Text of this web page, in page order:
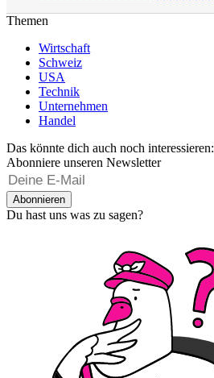
Themen
Wirtschaft
Schweiz
USA
Technik
Unternehmen
Handel
Das könnte dich auch noch interessieren:
Abonniere unseren Newsletter
Abonnieren
Du hast uns was zu sagen?